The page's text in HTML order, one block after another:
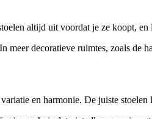
altijd uit voordat je ze koopt,
decoratieve ruimtes, zoals de
en harmonie. De juiste